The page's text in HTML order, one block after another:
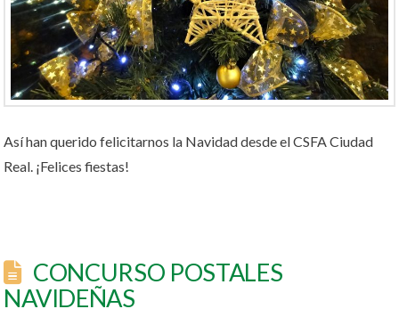
Así han querido felicitarnos la Navidad desde el CSFA Ciudad
Real. ¡Felices fiestas!
CONCURSO POSTALES
NAVIDEÑAS